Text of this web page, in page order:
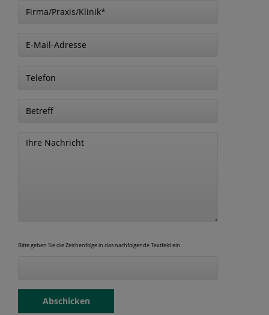
Bitte geben Sie die Zeichenfolge in das nachfolgende Textfeld ein